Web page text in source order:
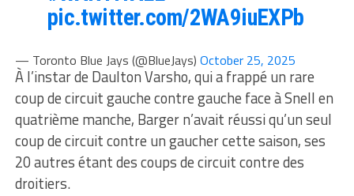
pic.twitter.com/2WA9iuEXPb
— Toronto Blue Jays (@BlueJays) October 25, 2025
À l’instar de Daulton Varsho, qui a frappé un rare
coup de circuit gauche contre gauche face à Snell en
quatrième manche, Barger n’avait réussi qu’un seul
coup de circuit contre un gaucher cette saison, ses
20 autres étant des coups de circuit contre des
droitiers.